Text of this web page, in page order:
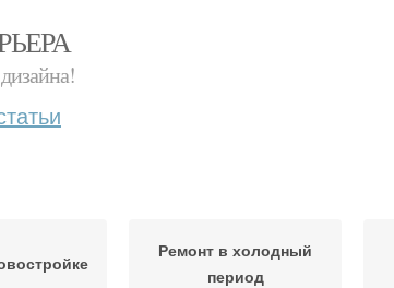
Ремонт в холодный
период